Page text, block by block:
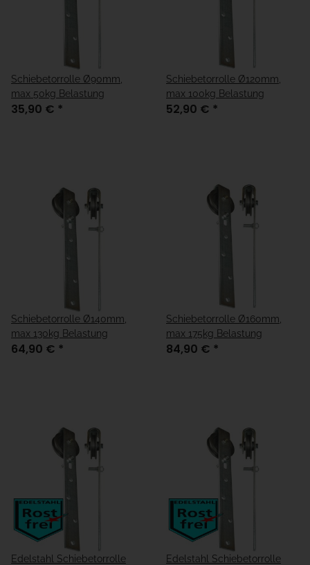
Schiebetorrolle Ø90mm,
max 50kg Belastung
35,90 € *
Schiebetorrolle Ø120mm,
max 100kg Belastung
52,90 € *
Schiebetorrolle Ø140mm,
max 130kg Belastung
64,90 € *
Schiebetorrolle Ø160mm,
max 175kg Belastung
84,90 € *
Edelstahl Schiebetorrolle
Edelstahl Schiebetorrolle